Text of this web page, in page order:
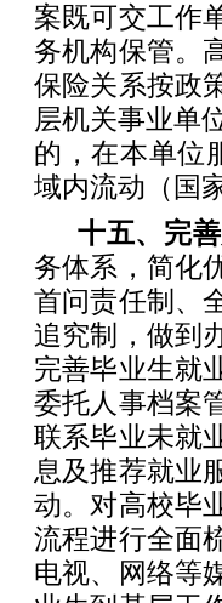
案既可交工作
务机构保管。
保险关系按政
层机关事业单
的，在本单位
域内流动（国
十五、完
务体系，简化
首问责任制、
追究制，做到
完善毕业生就
委托人事档案
联系毕业未就
息及推荐就业
动。对高校毕
流程进行全面
电视、网络等